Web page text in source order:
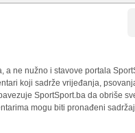
a ne nužno i stavove portala
koji sadrže vrijeđanja,
SportSport.ba da obriše
mogu biti pronađeni